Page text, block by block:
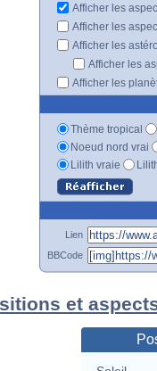
Afficher les
Afficher les
Afficher les
Afficher les
Afficher les
Thème tropical
Noeud nord vrai
Lilith vraie
Lien
BBCode
et